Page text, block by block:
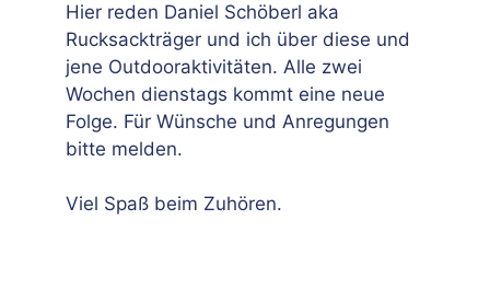
Hier reden Daniel Schöberl aka
Rucksackträger und ich über diese und
jene Outdooraktivitäten. Alle zwei
Wochen dienstags kommt eine neue
Folge. Für Wünsche und Anregungen
bitte melden.
Viel Spaß beim Zuhören.